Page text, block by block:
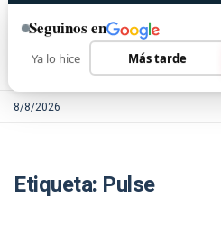
8/8/2026
Etiqueta: Pulse
Seguinos en
Ya lo hice Más tarde